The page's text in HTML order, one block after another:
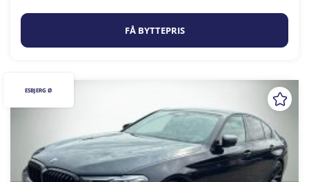
FÅ BYTTEPRIS
ESBJERG Ø